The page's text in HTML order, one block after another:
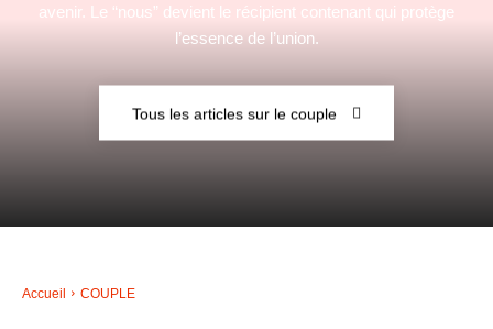
–
avenir. Le “nous” devient le récipient contenant qui protège
l’essence de l’union.
Tous les articles sur le couple
Accueil COUPLE